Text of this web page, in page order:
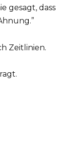
gesagt, dass
Zeitlinien.